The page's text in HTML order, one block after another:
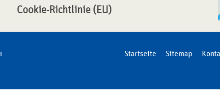
Cookie-Richtlinie (EU)
Startseite Sitemap